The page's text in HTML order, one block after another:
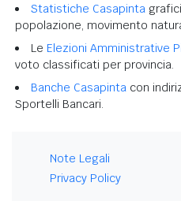
Statistiche Casapinta
popolazione, movimento
Le Elezioni Amministrative
voto classificati per provincia.
Banche Casapinta con
Sportelli Bancari.
Note Legali
Privacy Policy